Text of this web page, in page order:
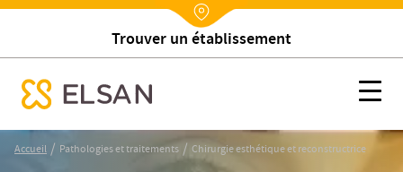
Nx:Aller
Nx:Annuaire
Rechercher un médecin
Chirurgie esthétique et reconstructrice
menu mobile
Accueil / Pathologies et traitements / Chirurgie esthétique et reconstructrice